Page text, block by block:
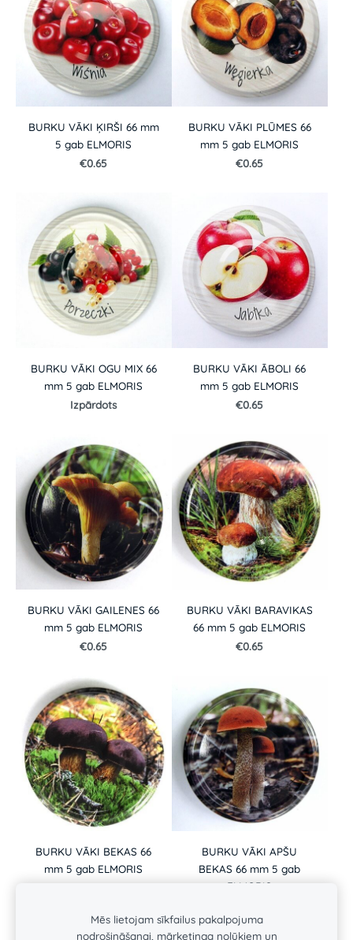
BURKU VĀKI ĶIRŠI 66 mm
5 gab ELMORIS
€0.65
BURKU VĀKI PLŪMES 66
mm 5 gab ELMORIS
€0.65
BURKU VĀKI OGU MIX 66
mm 5 gab ELMORIS
Izpārdots
BURKU VĀKI ĀBOLI 66
mm 5 gab ELMORIS
€0.65
BURKU VĀKI GAILENES 66
mm 5 gab ELMORIS
€0.65
BURKU VĀKI BARAVIKAS
66 mm 5 gab ELMORIS
€0.65
BURKU VĀKI BEKAS 66
mm 5 gab ELMORIS
BURKU VĀKI APŠU
BEKAS 66 mm 5 gab
ELMORIS
Mēs lietojam sīkfailus pakalpojuma
nodrošināšanai, mārketinga nolūkiem un